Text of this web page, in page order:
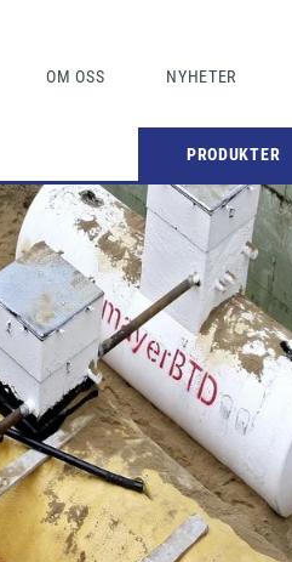
OM OSS NYHETER
PRODUKTER